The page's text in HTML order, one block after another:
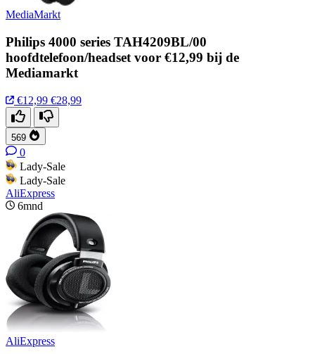
MediaMarkt
Philips 4000 series TAH4209BL/00
hoofdtelefoon/headset voor €12,99 bij de
Mediamarkt
€12,99 €28,99
569
0
Lady-Sale
Lady-Sale
AliExpress
6mnd
AliExpress